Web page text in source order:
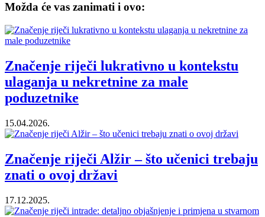
Možda će vas zanimati i ovo:
Značenje riječi lukrativno u kontekstu
ulaganja u nekretnine za male
poduzetnike
15.04.2026.
Značenje riječi Alžir – što učenici trebaju
znati o ovoj državi
17.12.2025.